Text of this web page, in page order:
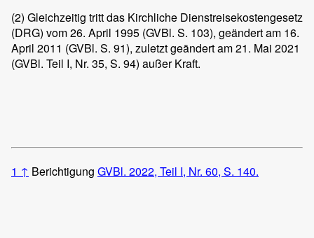
(2) Gleichzeitig tritt das Kirchliche Dienstreisekostengesetz
(DRG) vom 26. April 1995 (GVBl. S. 103), geändert am 16.
April 2011 (GVBl. S. 91), zuletzt geändert am 21. Mai 2021
(GVBl. Teil I, Nr. 35, S. 94) außer Kraft.
1 ↑ Berichtigung GVBl. 2022, Teil I, Nr. 60, S. 140.